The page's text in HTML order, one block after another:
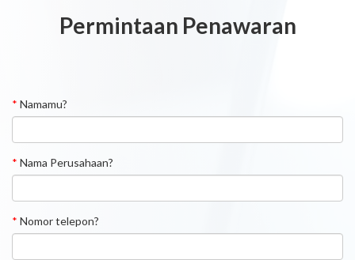
Permintaan Penawaran
* Namamu?
* Nama Perusahaan?
* Nomor telepon?